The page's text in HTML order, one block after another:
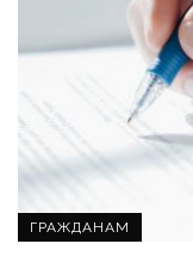
ГРАЖДАНАМ